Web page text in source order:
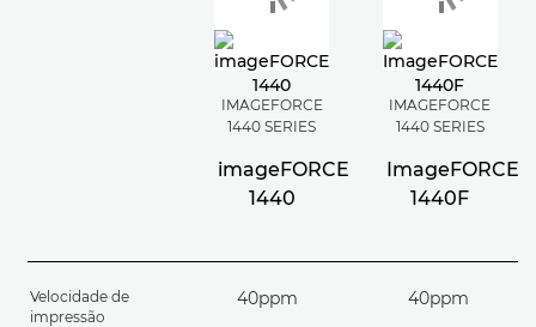
IMAGEFORCE
1440 SERIES
imageFORCE
1440
IMAGEFORCE
1440 SERIES
ImageFORCE
1440F
Velocidade de
impressão
40ppm 40ppm